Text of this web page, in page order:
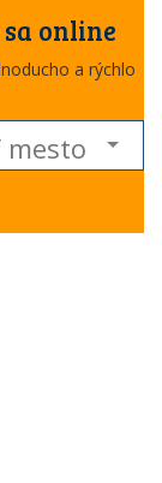
online
a rýchlo